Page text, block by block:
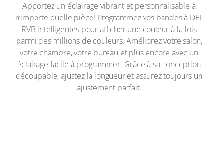
Apportez un éclairage vibrant et personnalisable à
n’importe quelle pièce! Programmez vos bandes à DEL
RVB intelligentes pour afficher une couleur à la fois
parmi des millions de couleurs. Améliorez votre salon,
votre chambre, votre bureau et plus encore avec un
éclairage facile à programmer. Grâce à sa conception
découpable, ajustez la longueur et assurez toujours un
ajustement parfait.